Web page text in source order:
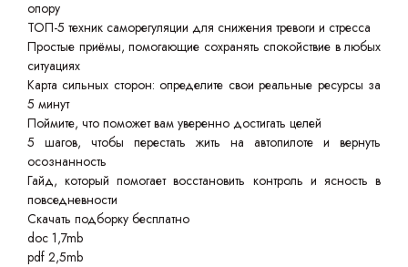
опору
ТОП-5 техник саморегуляции для снижения тревоги и стресса
Простые приёмы, помогающие сохранять спокойствие в любых
ситуациях
Карта сильных сторон: определите свои реальные ресурсы за
5 минут
Поймите, что поможет вам уверенно достигать целей
5 шагов, чтобы перестать жить на автопилоте и вернуть
осознанность
Гайд, который помогает восстановить контроль и ясность в
повседневности
Скачать подборку бесплатно
doc 1,7mb
pdf 2,5mb